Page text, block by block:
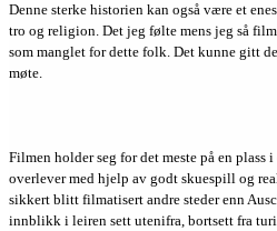
Denne sterke historien kan også være et
tro og religion. Det jeg følte mens jeg så
som manglet for dette folk. Det kunne gitt
møte.
Filmen holder seg for det meste på en plass
overlever med hjelp av godt skuespill og
sikkert blitt filmatisert andre steder enn
innblikk i leiren sett utenifra, bortsett fra